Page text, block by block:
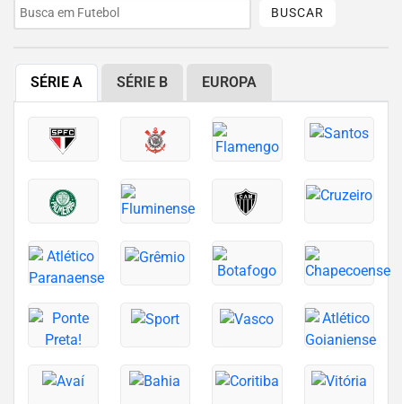
BUSCAR
SÉRIE A SÉRIE B EUROPA